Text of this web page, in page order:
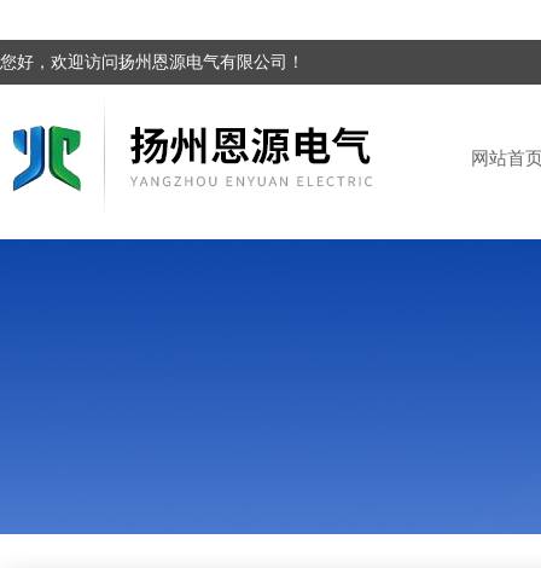
您好，欢迎访问扬州恩源电气有限公司！
网站首